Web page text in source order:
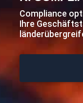
Compliance
Ihre